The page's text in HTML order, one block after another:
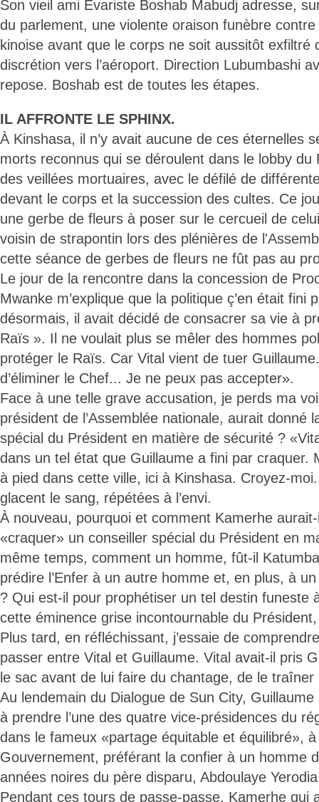
Son vieil ami Évariste Boshab Mabudj adresse,
du parlement, une violente oraison funèbre
kinoise avant que le corps ne soit aussitôt exfiltré
discrétion vers l’aéroport. Direction Lubumbashi
repose. Boshab est de toutes les étapes.
IL AFFRONTE LE SPHINX.
À Kinshasa, il n’y avait aucune de ces éternelles
morts reconnus qui se déroulent dans le lobby du
des veillées mortuaires, avec le défilé de
devant le corps et la succession des cultes. Ce
une gerbe de fleurs à poser sur le cercueil de
voisin de strapontin lors des plénières de
cette séance de gerbes de fleurs ne fût pas au
Le jour de la rencontre dans la concession de
Mwanke m’explique que la politique ç’en était fini
désormais, il avait décidé de consacrer sa vie à
Raïs ». Il ne voulait plus se mêler des hommes
protéger le Raïs. Car Vital vient de tuer
d’éliminer le Chef... Je ne peux pas accepter».
Face à une telle grave accusation, je perds ma
président de l’Assemblée nationale, aurait donné
spécial du Président en matière de sécurité ?
dans un tel état que Guillaume a fini par craquer.
à pied dans cette ville, ici à Kinshasa. Croyez-
glacent le sang, répétées à l’envi.
À nouveau, pourquoi et comment Kamerhe
«craquer» un conseiller spécial du Président en
même temps, comment un homme, fût-il
prédire l’Enfer à un autre homme et, en plus, à
? Qui est-il pour prophétiser un tel destin funeste
cette éminence grise incontournable du
Plus tard, en réfléchissant, j’essaie de
passer entre Vital et Guillaume. Vital avait-il pris
le sac avant de lui faire du chantage, de le traîner
Au lendemain du Dialogue de Sun City,
à prendre l’une des quatre vice-présidences du
dans le fameux «partage équitable et équilibré»,
Gouvernement, préférant la confier à un homme
années noires du père disparu, Abdoulaye
Pendant ces tours de passe-passe, Kamerhe qui